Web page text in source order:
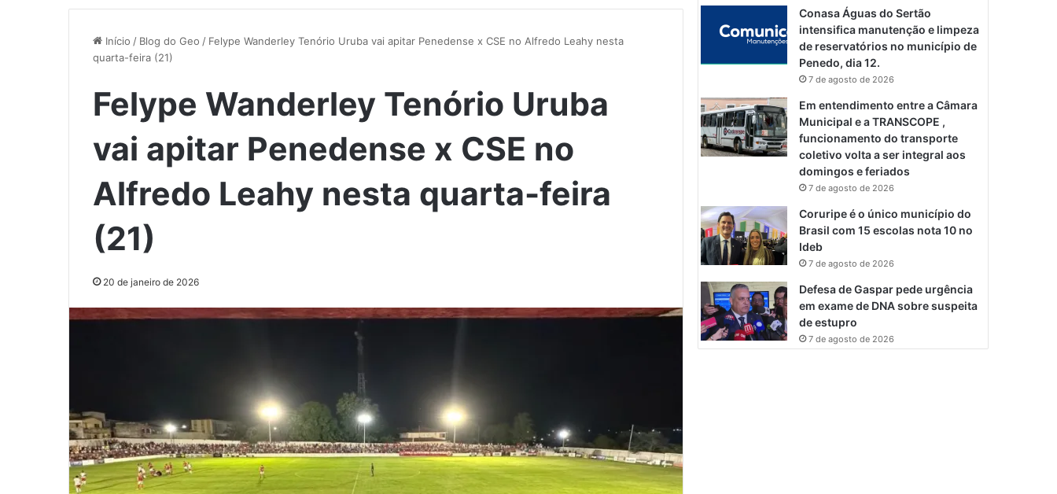
Início / Blog do Geo / Felype Wanderley Tenório Uruba vai apitar Penedense x CSE no Alfredo Leahy nesta
quarta-feira (21)
Felype Wanderley Tenório Uruba
vai apitar Penedense x CSE no
Alfredo Leahy nesta quarta-feira
(21)
20 de janeiro de 2026
Conasa Águas do Sertão
intensifica manutenção e limpeza
de reservatórios no município de
Penedo, dia 12.
7 de agosto de 2026
Em entendimento entre a Câmara
Municipal e a TRANSCOPE ,
funcionamento do transporte
coletivo volta a ser integral aos
domingos e feriados
7 de agosto de 2026
Coruripe é o único município do
Brasil com 15 escolas nota 10 no
Ideb
7 de agosto de 2026
Defesa de Gaspar pede urgência
em exame de DNA sobre suspeita
de estupro
7 de agosto de 2026